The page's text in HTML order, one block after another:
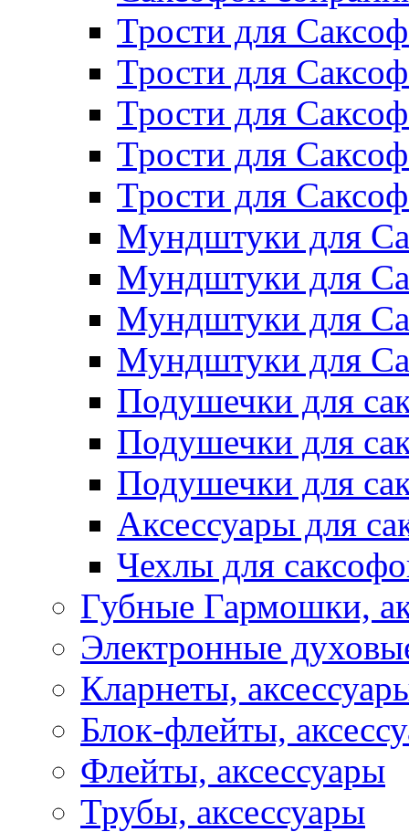
Трости для
Трости для
Трости для
Трости для
Трости для
Мундштуки для
Мундштуки для
Мундштуки для
Мундштуки для
Подушечки для
Подушечки для
Подушечки для
Аксессуары для
Чехлы для
Губные Гармошки,
Электронные
Кларнеты,
Блок-флейты,
Флейты, аксессуары
Трубы, аксессуары